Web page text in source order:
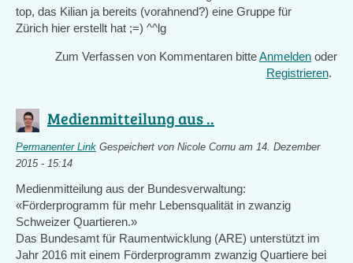
top, das Kilian ja bereits (vorahnend?) eine Gruppe für
Zürich hier erstellt hat ;=) ^^lg
Zum Verfassen von Kommentaren bitteAnmelden oder
Registrieren.
Medienmitteilung aus ..
Permanenter Link Gespeichert von Nicole Cornu am 14. Dezember
2015 - 15:14
Medienmitteilung aus der Bundesverwaltung:
«Förderprogramm für mehr Lebensqualität in zwanzig
Schweizer Quartieren.»
Das Bundesamt für Raumentwicklung (ARE) unterstützt im
Jahr 2016 mit einem Förderprogramm zwanzig Quartiere bei